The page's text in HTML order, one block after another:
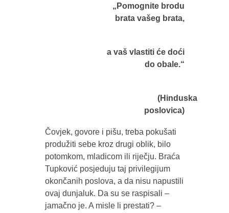
„Pomognite brodu
brata vašeg brata,
a vaš vlastiti će doći
do obale.“
(Hinduska
poslovica)
Čovjek, govore i pišu, treba pokušati
produžiti sebe kroz drugi oblik, bilo
potomkom, mladicom ili riječju. Braća
Tupković posjeduju taj privilegijum
okončanih poslova, a da nisu napustili
ovaj dunjaluk. Da su se raspisali –
jamačno je. A misle li prestati? –